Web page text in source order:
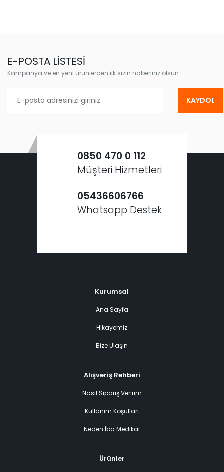
E-POSTA LİSTESİ
Kampanya ve en yeni ürünlerden ilk sizin haberiniz olsun
KAYDOL
0850 470 0 112
Müşteri Hizmetleri
05436606766
Whatsapp Destek
Kurumsal
Ana Sayfa
Hikayemiz
Bize Ulaşın
Alışveriş Rehberi
Nasıl Sipariş Veririm
Kullanım Koşulları
Neden İba Medikal
Ürünler